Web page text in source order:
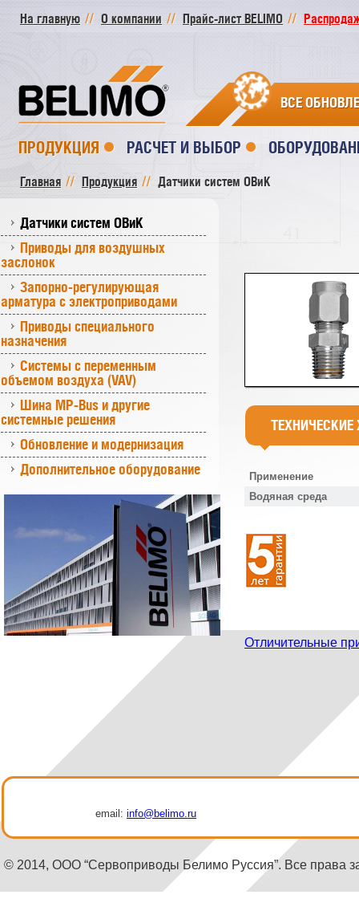
На главную О компании Прайс-лист BELIMO
ВСЕ
ПРОДУКЦИЯ РАСЧЕТ И ВЫБОР
Главная Продукция Датчики систем ОВиК
Датчики систем ОВиК
Приводы для воздушных
заслонок
Запорно-регулирующая
арматура с электроприводами
Приводы специального
назначения
Системы с переменным
объемом воздуха (VAV)
Шина MP-Bus и другие
системные решения
Обновление и модернизация
Дополнительное оборудование
Применение
Водяная среда
Отличительные
email: info@belimo.ru
© 2014, ООО “Сервоприводы Белимо Руссия”. Все права